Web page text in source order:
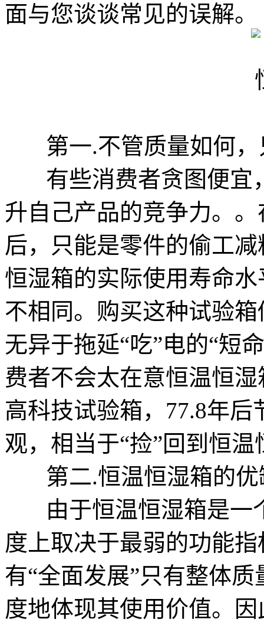
面与您谈谈常见的误解。
第一.不管质量如何，
有些消费者贪图便宜
升自己产品的竞争力。
后，只能是零件的偷工
恒湿箱的实际使用寿命
不相同。购买这种试验
无异于拖延“吃”电的“短
费者不会太在意恒温恒
高科技试验箱，77.8年
观，相当于“捡”回到恒温
第二.恒温恒湿箱的优
由于恒温恒湿箱是一
度上取决于最弱的功能
有“全面发展”只有整体
度地体现其使用价值。